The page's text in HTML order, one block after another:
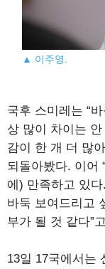
▲ 이주영.
국후 스미레는 “
상 많이 차이는
감이 한 개 더 많
되돌아봤다. 이어
에) 만족하고 있
바둑 보여드리고
부가 될 것 같다”
13일 17국에서는